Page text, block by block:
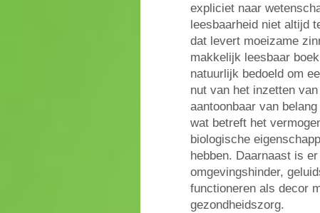
expliciet naar
leesbaarheid niet altijd
dat levert moeizame
makkelijk leesbaar
natuurlijk bedoeld om
nut van het inzetten
aantoonbaar van
wat betreft het
biologische
hebben. Daarnaast is
omgevingshinder,
functioneren als decor
gezondheidszorg.